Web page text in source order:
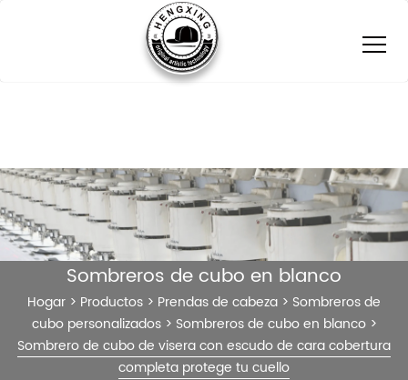
Sombreros de cubo en blanco
Hogar > Productos > Prendas de cabeza > Sombreros de
cubo personalizados> Sombreros de cubo en blanco>
Sombrero de cubo de visera con escudo de cara cobertura
completa protege tu cuello